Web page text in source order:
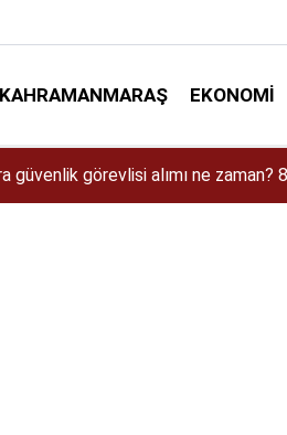
KAHRAMANMARAŞ EKONOMI
Çıkacak? iPhone 18 Pro Max